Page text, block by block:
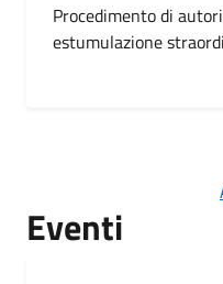
Procedimento di
estumulazione
Eventi